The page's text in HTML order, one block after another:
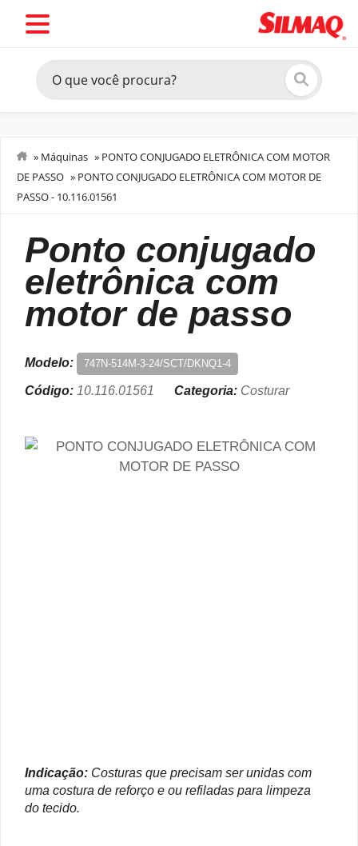
Costurar
» Máquinas » PONTO CONJUGADO ELETRÔNICA COM MOTOR
DE PASSO » PONTO CONJUGADO ELETRÔNICA COM MOTOR DE
PASSO - 10.116.01561
ponto conjugado
eletrônica com
motor de passo
Modelo: 747N-514M-3-24/SCT/DKNQ1-4
Código: 10.116.01561 Categoria: Costurar
Indicação: Costuras que precisam ser unidas com
uma costura de reforço e ou refiladas para limpeza
do tecido.